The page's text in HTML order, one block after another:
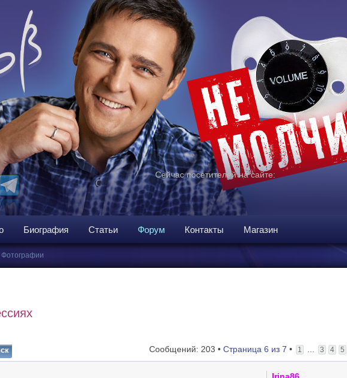
Сейчас посетителей на сайте:
Биография Статьи Форум Контакты Магазин
Фотографии
Сообщений: 203 • Страница 6 из 7 • 1 ... 3 4 5